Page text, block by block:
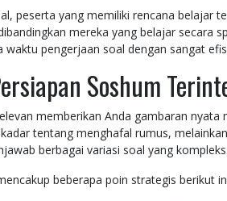
peserta yang memiliki rencana belajar
mereka yang belajar secara
pengerjaan soal dengan sangat
Soshum
memberikan Anda gambaran nyata
tentang menghafal rumus,
berbagai variasi soal yang kompleks.
beberapa poin strategis berikut